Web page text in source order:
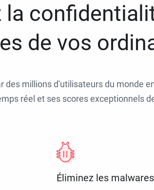
la
de vos
des millions d'utilisateurs du monde
réel et ses scores exceptionnels
Éliminez les malwares